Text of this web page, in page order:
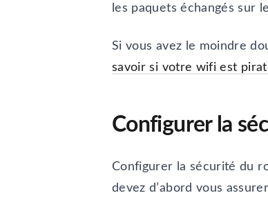
les paquets échangés sur
Si vous avez le moindre
savoir si votre wifi est
Configurer la
Configurer la sécurité du
devez d’abord vous